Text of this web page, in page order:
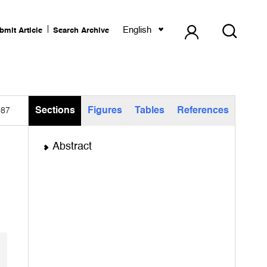
Article Search Archive English
Sections Figures Tables References
Abstract